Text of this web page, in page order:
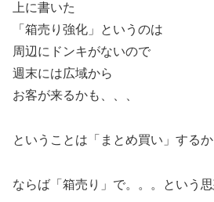
上に書いた
「箱売り強化」というのは
周辺にドンキがないので
週末には広域から
お客が来るかも、、、
ということは「まとめ買い」する
ならば「箱売り」で。。。という思